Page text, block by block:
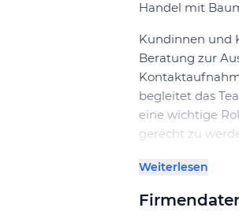
Handel mit
Kundinnen und
Beratung zur
begleitet das
eine wichtige
gerecht zu
Die Firma
Weiterlesen